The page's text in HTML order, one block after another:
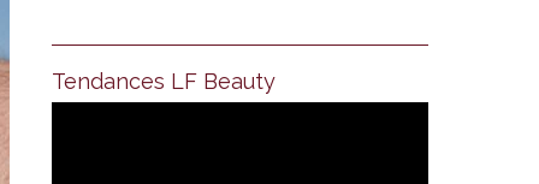
Tendances LF Beauty